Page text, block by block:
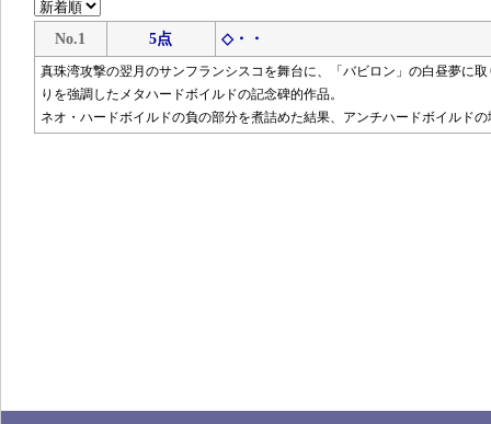
No.1 5点 ◇・・
真珠湾攻撃の翌月のサンフランシスコを舞台に、「バビロン」の白昼夢に
りを強調したメタハードボイルドの記念碑的作品。
ネオ・ハードボイルドの負の部分を煮詰めた結果、アンチハードボイルド